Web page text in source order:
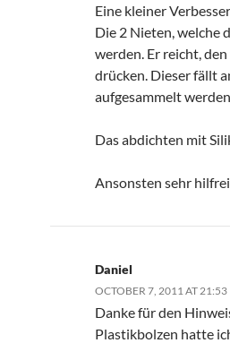
Eine kleiner
Die 2 Nieten, welche
werden. Er reicht,
drücken. Dieser fällt
aufgesammelt werden
Das abdichten mit
Ansonsten sehr
Daniel
OCTOBER 7, 2011 AT 21:53
Danke für den
Plastikbolzen hatte